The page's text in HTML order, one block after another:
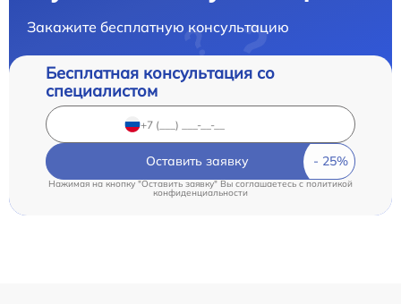
Закажите бесплатную консультацию
Бесплатная консультация со
специалистом
Оставить заявку
Нажимая на кнопку "Оставить заявку" Вы соглашаетесь c политикой
конфиденциальности